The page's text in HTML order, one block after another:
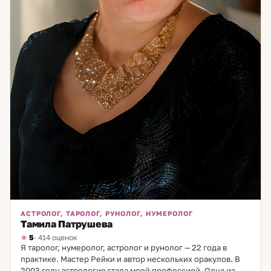
АСТРОЛОГ, ТАРОЛОГ, РУНОЛОГ, НУМЕРОЛОГ
Тамила Патрушева
5· 414 оценок
Я таролог, нумеролог, астролог и рунолог — 22 года в
практике. Мастер Рейки и автор нескольких оракулов. В